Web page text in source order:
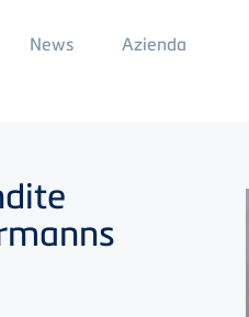
News Main
Menu
Azienda